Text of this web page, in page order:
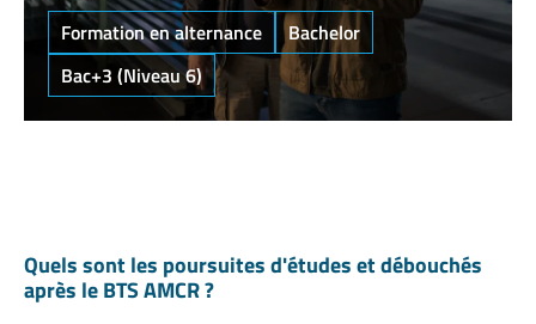
Formation en alternance
Bachelor
Bac+3 (Niveau 6)
Quels sont les poursuites d'études et débouchés
après le BTS AMCR ?